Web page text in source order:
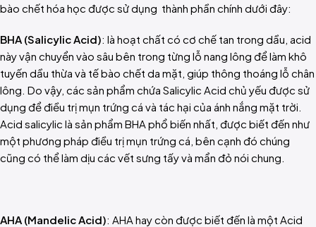
bào chết hóa học được sử dụng thành phần chính dưới đây:
BHA (Salicylic Acid): là hoạt chất có cơ chế tan trong dầu, acid
này vận chuyển vào sâu bên trong từng lỗ nang lông để làm khô
tuyến dầu thừa và tế bào chết da mặt, giúp thông thoáng lỗ chân
lông. Do vậy, các sản phẩm chứa Salicylic Acid chủ yếu được sử
dụng để điều trị mụn trứng cá và tác hại của ánh nắng mặt trời.
Acid salicylic là sản phẩm BHA phổ biến nhất, được biết đến như
một phương pháp điều trị mụn trứng cá, bên cạnh đó chúng
cũng có thể làm dịu các vết sưng tấy và mẩn đỏ nói chung.
AHA (Mandelic Acid): AHA hay còn được biết đến là một Acid